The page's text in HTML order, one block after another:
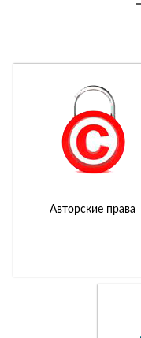
Авторские права